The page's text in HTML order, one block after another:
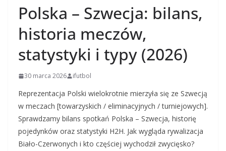
Polska – Szwecja: bilans,
historia meczów,
statystyki i typy (2026)
30 marca 2026 ifutbol
Reprezentacja Polski wielokrotnie mierzyła się ze Szwecją
w meczach [towarzyskich / eliminacyjnych / turniejowych].
Sprawdzamy bilans spotkań Polska – Szwecja, historię
pojedynków oraz statystyki H2H. Jak wygląda rywalizacja
Biało-Czerwonych i kto częściej wychodził zwycięsko?